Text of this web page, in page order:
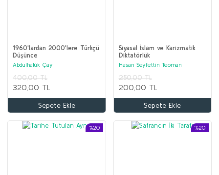
1960'lardan 2000'lere Türkçü
Düşünce
Abdulhalûk Çay
400,00 TL
320,00 TL
Sepete Ekle
Siyasal İslam ve Karizmatik
Diktatörlük
Hasan Seyfettin Teoman
250,00 TL
200,00 TL
Sepete Ekle
%20 %20